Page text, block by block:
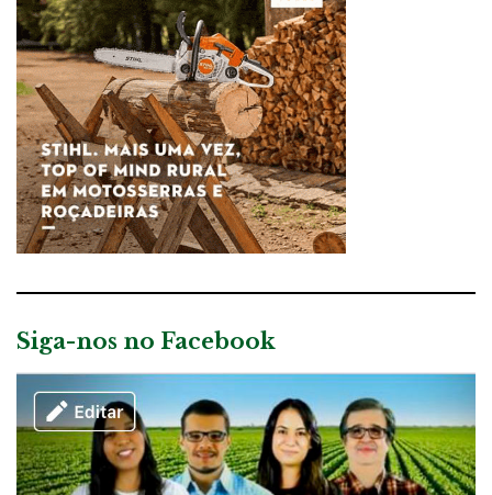
Siga-nos no Facebook